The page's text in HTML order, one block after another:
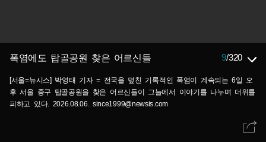
폭염에도 탑골공원 찾은 어르신들 9/320
[서울=뉴시스] 박영태 기자 = 전국을 덮친 기록적인 폭염이 계속되는 6일 오
후 서울 중구 탑골공원을 찾은 어르신들이 그늘에서 이야기를 나누며 더위를
피하고 있다. 2026.08.06. since1999@newsis.com